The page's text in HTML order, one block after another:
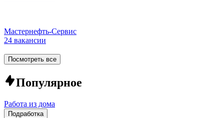
Мастернефть-Сервис
24 вакансии
Посмотреть все
Популярное
Работа из дома
Подработка